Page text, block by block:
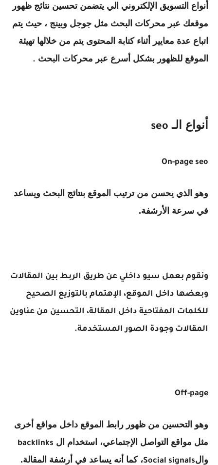
أنواع التسويق الإلكتروني الي يتضمن تحسين نتائج ظهور
موقعك عبر محركات البحث مثل جوجل وبينج ، حيث يتم
اتباع عدة معايير أثناء كتابة المحتوى يتم من خلالها تهيئة
الموقع للظهور بشكل أسرع عبر محركات البحث .
أنواع الـ seo
On-page seo
وهو الذي يحسن من ترتيب الموقع بنتائج البحث ويساعد
في سرعة الأرشفة.
ونقوم بعمل سيو داخلي عن طريق الربط بين المقالات
وبعضها داخل الموقع، الإهتمام بالتوزيع الصحيح
للكلمات المفتاحية داخل المقالة، التحسين من عناوين
المقالات وجودة الصور المستخدمة.
Off-page
وهو التحسين من ظهور رابط الموقع داخل مواقع أخرى
مثل مواقع التواصل الإجتماعي، استخدام ال backlinks
والSocial signals، كما أنه يساعد في أرشفة المقالة.